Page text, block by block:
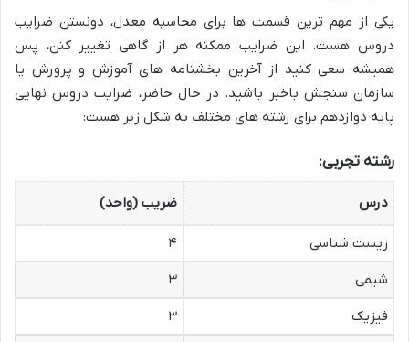
یکی از مهم ترین قسمت ها برای محاسبه معدل، دونستن ضرایب
دروس هست. این ضرایب ممکنه هر از گاهی تغییر کنن، پس
همیشه سعی کنید از آخرین بخشنامه های آموزش و پرورش یا
سازمان سنجش باخبر باشید. در حال حاضر، ضرایب دروس نهایی
پایه دوازدهم برای رشته های مختلف به شکل زیر هست:
رشته تجربی:
درس ضریب (واحد)
زیست شناسی
۴
شیمی
۳
فیزیک
۳